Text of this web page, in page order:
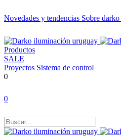
Novedades y tendencias Sobre darko
Productos
SALE
Proyectos Sistema de control
0
0